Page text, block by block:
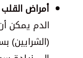
أمراض
الدم يمكن
(الشرايين)